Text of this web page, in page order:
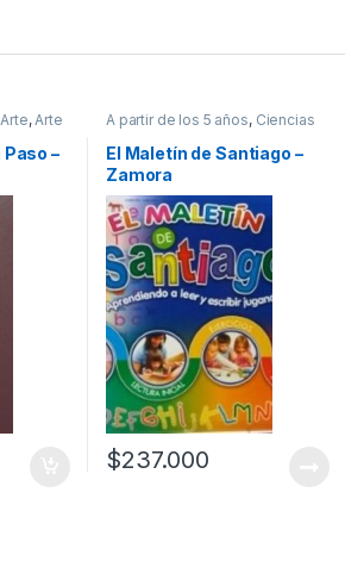
Arte,Arte
y
, –
A partir de los 5 años, Ciencias
Sociales
Educación y Pedagogía,Infantil
Interes General,Padres e Hijos
Profesionales y tecnicos
El Maletín de Santiago –
Zamora
$237.000